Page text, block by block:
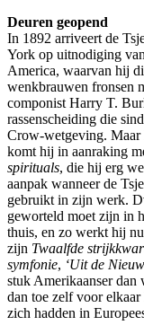
Deuren geopend
In 1892 arriveert de
York op uitnodiging
America, waarvan hij
wenkbrauwen fronsen
componist Harry T.
rassenscheiding die
Crow-wetgeving.
komt hij in aanraking
spirituals, die hij erg
aanpak wanneer de
gebruikt in zijn werk.
geworteld moet zijn in
thuis, en zo werkt hij
zijn Twaalfde
symfonie, ‘Uit de
stuk Amerikaanser dan
dan toe zelf voor
zich hadden in